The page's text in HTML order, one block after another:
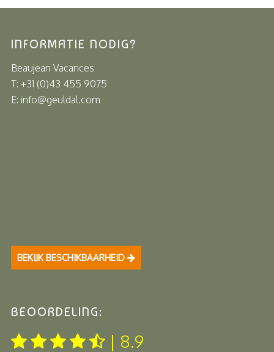
INFORMATIE NODIG?
Beaujean Vacances
T: +31 (0)43 455 9075
E: info@geuldal.com
BEKIJK BESCHIKBAARHEID
BEOORDELING:
| 8.9